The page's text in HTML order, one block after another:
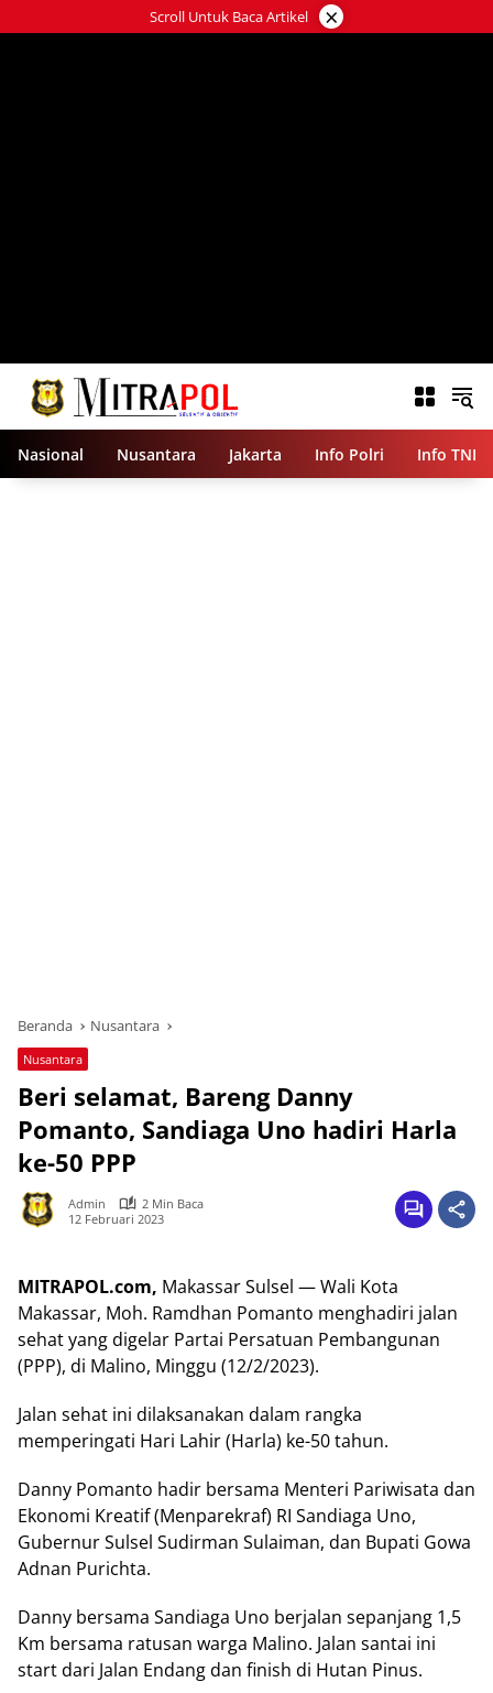
ke
Scroll Untuk Baca Artikel ×
Nasional Nusantara Jakarta Info Polri Info TNI
Beranda Nusantara
Nusantara
Beri selamat, Bareng Danny
Pomanto, Sandiaga Uno hadiri Harla
ke-50 PPP
Admin
2 Min Baca
12 Februari 2023
MITRAPOL.com, Makassar Sulsel — Wali Kota
Makassar, Moh. Ramdhan Pomanto menghadiri jalan
sehat yang digelar Partai Persatuan Pembangunan
(PPP), di Malino, Minggu (12/2/2023).
Jalan sehat ini dilaksanakan dalam rangka
memperingati Hari Lahir (Harla) ke-50 tahun.
Danny Pomanto hadir bersama Menteri Pariwisata dan
Ekonomi Kreatif (Menparekraf) RI Sandiaga Uno,
Gubernur Sulsel Sudirman Sulaiman, dan Bupati Gowa
Adnan Purichta.
Danny bersama Sandiaga Uno berjalan sepanjang 1,5
Km bersama ratusan warga Malino. Jalan santai ini
start dari Jalan Endang dan finish di Hutan Pinus.